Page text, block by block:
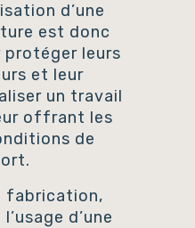
d’une
est donc
protéger leurs
et leur
un travail
offrant les
de
fabrication,
d’une